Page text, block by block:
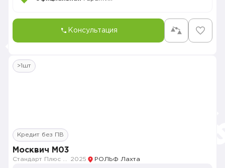
Консультация
>1шт
Кредит без ПВ
Москвич M03
2025 РОЛЬФ Лахта